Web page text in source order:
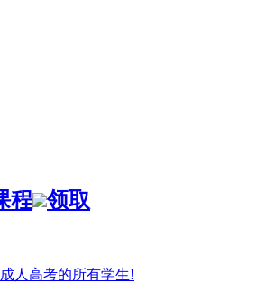
程 领取
人高考的所有学生!